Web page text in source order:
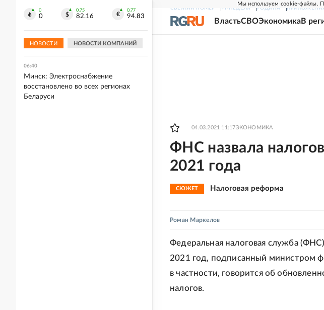
Мы используем cookie-файлы.
СВЕЖИЙ НОМЕР РГ-НЕДЕЛЯ РОДИНА
ВластьСВОЭкономикаВ
04.03.2021 11:17ЭКОНОМИКА
ФНС назвала
2021 года
СЮЖЕТ Налоговая реформа
Роман Маркелов
Федеральная налоговая служба (ФНС)
2021 год, подписанный министром
в частности, говорится об
налогов.
0
0
0.75
82.16
0.77
94.83
НОВОСТИ НОВОСТИ КОМПАНИЙ
07:00
леопарда
06:40
Минск: Электроснабжение
восстановлено во всех регионах
Беларуси